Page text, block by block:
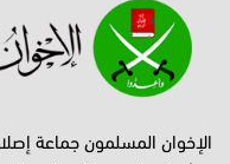
الإخوان المسلمون جماعة